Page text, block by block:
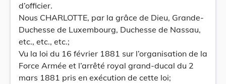
d’officier.
Nous CHARLOTTE, par la grâce de Dieu, Grande-
Duchesse de Luxembourg, Duchesse de Nassau,
etc., etc., etc.;
Vu la loi du 16 février 1881 sur l’organisation de la
Force Armée et l’arrêté royal grand-ducal du 2
mars 1881 pris en exécution de cette loi;